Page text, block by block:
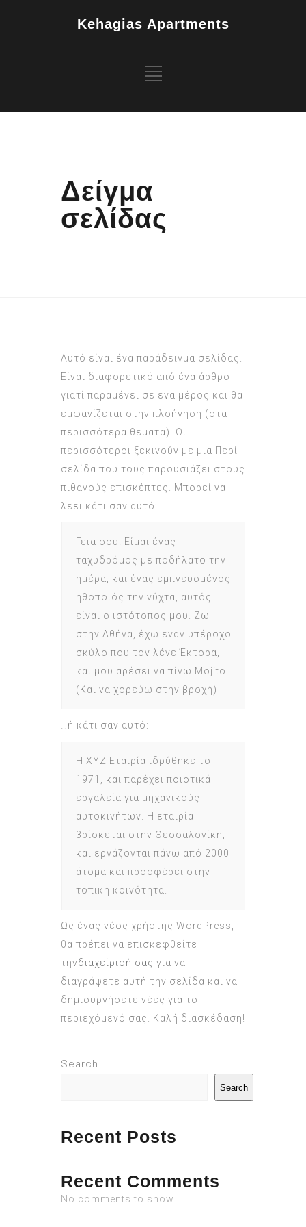
Kehagias Apartments
Δείγμα
σελίδας
Αυτό είναι ένα παράδειγμα σελίδας.
Είναι διαφορετικό από ένα άρθρο
γιατί παραμένει σε ένα μέρος και θα
εμφανίζεται στην πλοήγηση (στα
περισσότερα θέματα). Οι
περισσότεροι ξεκινούν με μια Περί
σελίδα που τους παρουσιάζει στους
πιθανούς επισκέπτες. Μπορεί να
λέει κάτι σαν αυτό:
Γεια σου! Είμαι ένας
ταχυδρόμος με ποδήλατο την
ημέρα, και ένας εμπνευσμένος
ηθοποιός την νύχτα, αυτός
είναι ο ιστότοπος μου. Ζω
στην Αθήνα, έχω έναν υπέροχο
σκύλο που τον λένε Έκτορα,
και μου αρέσει να πίνω Mojito
(Και να χορεύω στην βροχή)
…ή κάτι σαν αυτό:
Η XYZ Εταιρία ιδρύθηκε το
1971, και παρέχει ποιοτικά
εργαλεία για μηχανικούς
αυτοκινήτων. Η εταιρία
βρίσκεται στην Θεσσαλονίκη,
και εργάζονται πάνω από 2000
άτομα και προσφέρει στην
τοπική κοινότητα.
Ως ένας νέος χρήστης WordPress,
θα πρέπει να επισκεφθείτε
τηνδιαχείρισή σας για να
διαγράψετε αυτή την σελίδα και να
δημιουργήσετε νέες για το
περιεχόμενό σας. Καλή διασκέδαση!
Search
Search
Recent Posts
Recent Comments
No comments to show.